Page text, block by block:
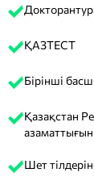
ҚАЗТЕСТ
Бірінші
Қазақстан
азаматтығын
Шет